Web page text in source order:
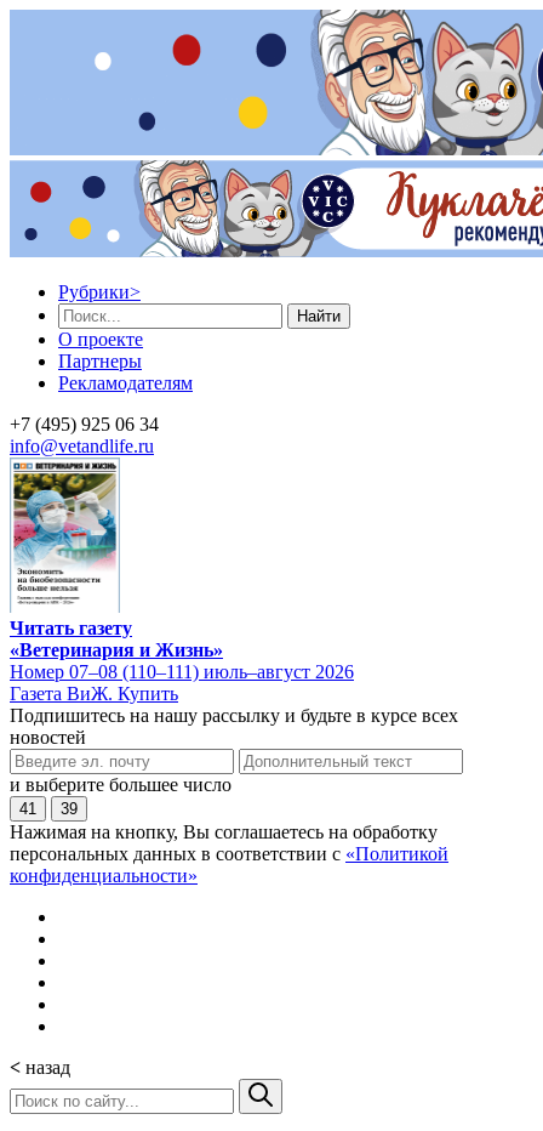
Рубрики>
Найти
О проекте
Партнеры
Рекламодателям
+7 (495) 925 06 34
info@vetandlife.ru
Читать газету
«Ветеринария и Жизнь»
Номер 07–08 (110–111) июль–август 2026
Газета ВиЖ. Купить
Подпишитесь на нашу рассылку и будьте в курсе всех
новостей
и выберите большее число
41 39
Нажимая на кнопку, Вы соглашаетесь на обработку
персональных данных в соответствии с «Политикой
конфиденциальности»
< назад